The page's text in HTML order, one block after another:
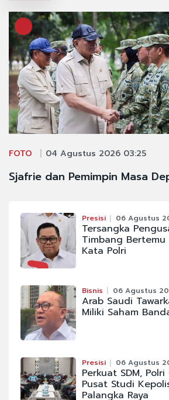
FOTO 04 Agustus 2026 03:25
Sjafrie dan Pemimpin Masa
Presisi 06 Agustus
Tersangka
Timbang Bertemu
Kata Polri
Bisnis 06 Agustus
Arab Saudi
Miliki Saham
Presisi 06 Agustus
Perkuat SDM,
Pusat Studi
Palangka Raya